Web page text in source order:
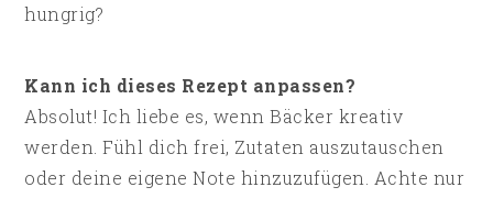
hungrig?
Kann ich dieses Rezept anpassen?
Absolut! Ich liebe es, wenn Bäcker kreativ
werden. Fühl dich frei, Zutaten auszutauschen
oder deine eigene Note hinzuzufügen. Achte nur